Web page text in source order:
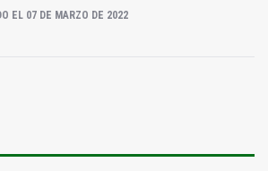
EL 07 DE MARZO DE 2022